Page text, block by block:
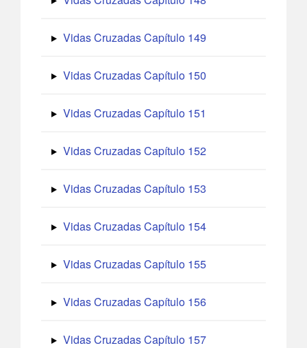
Vidas Cruzadas Capítulo 149
Vidas Cruzadas Capítulo 150
Vidas Cruzadas Capítulo 151
Vidas Cruzadas Capítulo 152
Vidas Cruzadas Capítulo 153
Vidas Cruzadas Capítulo 154
Vidas Cruzadas Capítulo 155
Vidas Cruzadas Capítulo 156
Vidas Cruzadas Capítulo 157